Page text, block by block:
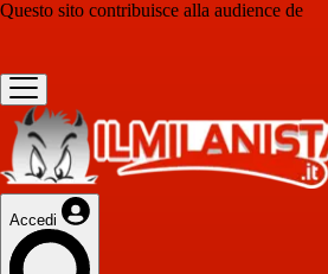
Questo sito contribuisce alla audience de
Accedi